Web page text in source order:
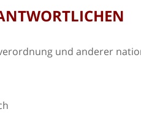
und anderer